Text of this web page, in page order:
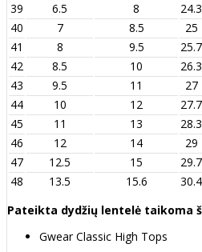
39
6.5 8
24.3
40
7 8.5
25
41
8 9.5
25.7
42
8.5 10
26.3
43
9.5 11
27
44
10 12
27.7
45
11 13
28.3
46
12 14
29
47
12.5 15
29.7
48
13.5 15.6
30.4
Pateikta dydžių lentelė taikoma
Gwear Classic High Tops